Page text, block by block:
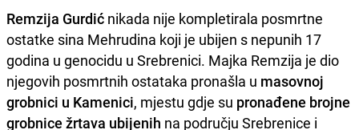
Remzija Gurdić nikada nije kompletirala posmrtne
ostatke sina Mehrudina koji je ubijen s nepunih 17
godina u genocidu u Srebrenici. Majka Remzija je dio
njegovih posmrtnih ostataka pronašla u masovnoj
grobnici u Kamenici, mjestu gdje su pronađene brojne
grobnice žrtava ubijenih na području Srebrenice i